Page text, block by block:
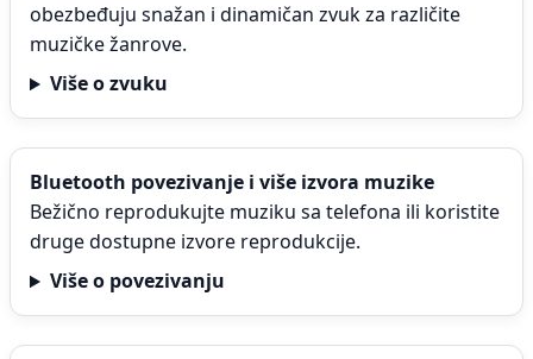
obezbeđuju snažan i dinamičan zvuk za različite
muzičke žanrove.
Više o zvuku
Bluetooth povezivanje i više izvora muzike
Bežično reprodukujte muziku sa telefona ili koristite
druge dostupne izvore reprodukcije.
Više o povezivanju